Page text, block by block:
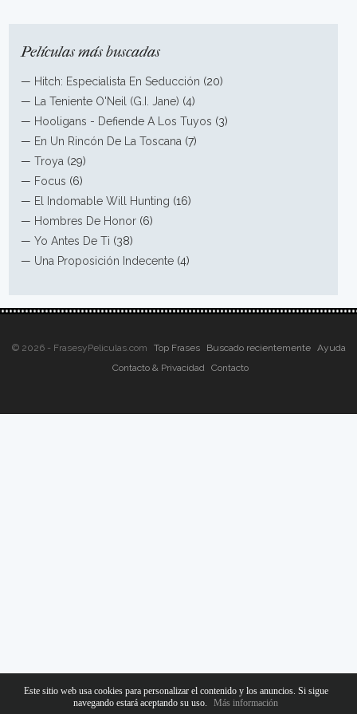
Películas más buscadas
— Hitch: Especialista En Seducción (20)
—
La Teniente O'Neil (G.I. Jane) (4)
— Hooligans - Defiende A Los Tuyos (3)
— En Un Rincón De La Toscana (7)
—Troya (29)
— Focus (6)
— El Indomable Will Hunting (16)
— Hombres De Honor (6)
—Yo Antes De Ti (38)
— Una Proposición Indecente (4)
© 2026 - FrasesyPeliculas.com Top Frases Buscado recientemente
Ayuda
Contacto & Privacidad
Contacto
Este sitio web usa cookies para personalizar el contenido y los anuncios. Si sigue
navegando estará aceptando su uso.
Más información